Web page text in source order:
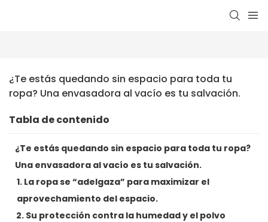
¿Te estás quedando sin espacio para toda tu
ropa? Una envasadora al vacío es tu salvación.
Tabla de contenido
¿Te estás quedando sin espacio para toda tu ropa?
Una envasadora al vacío es tu salvación.
1. La ropa se “adelgaza” para maximizar el
aprovechamiento del espacio.
2. Su protección contra la humedad y el polvo